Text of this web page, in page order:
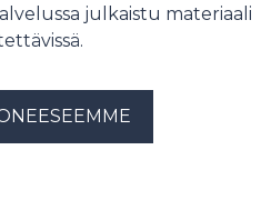
julkaistu materiaali